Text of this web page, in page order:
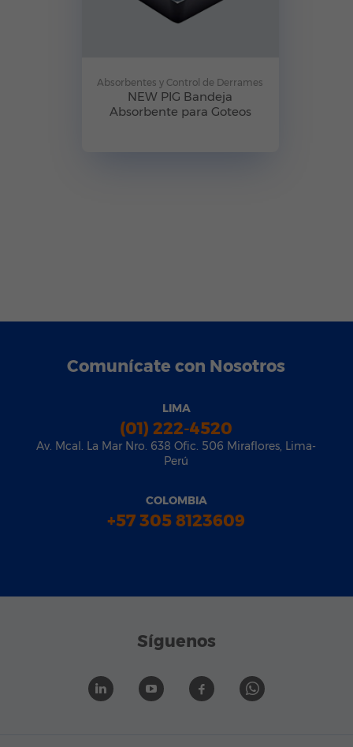
Absorbentes y Control de Derrames
NEW PIG Bandeja
Absorbente para Goteos
Comunícate con Nosotros
LIMA
(01) 222-4520
Av. Mcal. La Mar Nro. 638 Ofic. 506 Miraflores, Lima-
Perú
COLOMBIA
+57 305 8123609
Síguenos